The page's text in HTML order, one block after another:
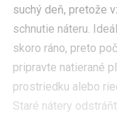
suchý deň, pretože
schnutie náteru.
skoro ráno, preto
pripravte natierané
prostriedku alebo
Staré nátery